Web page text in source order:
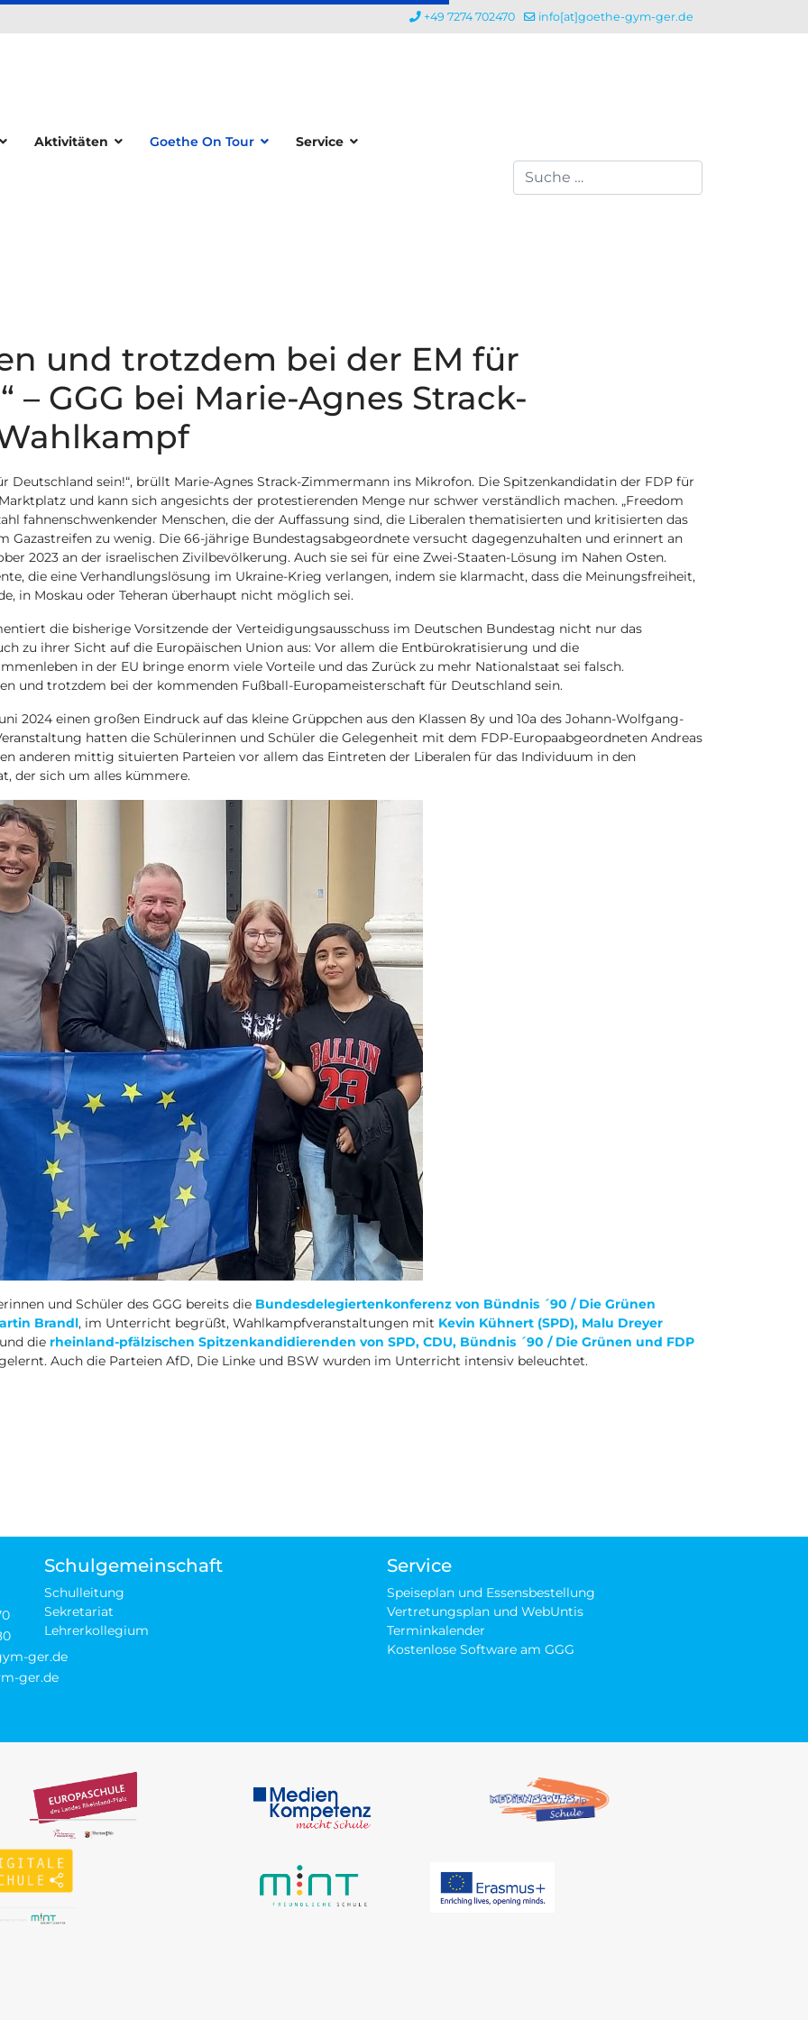
+49 7274 702470 info[at]goethe-gym-ger.de
Aktivitäten Goethe On Tour Service
Suchen
und trotzdem bei der EM für
– GGG bei Marie-Agnes Strack-
Deutschland sein!“, brüllt Marie-Agnes Strack-Zimmermann ins Mikrofon. Die Spitzenkandidatin der FDP für
und kann sich angesichts der protestierenden Menge nur schwer verständlich machen. „Freedom
fahnenschwenkender Menschen, die der Auffassung sind, die Liberalen thematisierten und kritisierten das
Gazastreifen zu wenig. Die 66-jährige Bundestagsabgeordnete versucht dagegenzuhalten und erinnert an
2023 an der israelischen Zivilbevölkerung. Auch sie sei für eine Zwei-Staaten-Lösung im Nahen Osten.
die eine Verhandlungslösung im Ukraine-Krieg verlangen, indem sie klarmacht, dass die Meinungsfreiheit,
in Moskau oder Teheran überhaupt nicht möglich sei.
die bisherige Vorsitzende der Verteidigungsausschuss im Deutschen Bundestag nicht nur das
zu ihrer Sicht auf die Europäischen Union aus: Vor allem die Entbürokratisierung und die
in der EU bringe enorm viele Vorteile und das Zurück zu mehr Nationalstaat sei falsch.
und trotzdem bei der kommenden Fußball-Europameisterschaft für Deutschland sein.
2024 einen großen Eindruck auf das kleine Grüppchen aus den Klassen 8y und 10a des Johann-Wolfgang-
hatten die Schülerinnen und Schüler die Gelegenheit mit dem FDP-Europaabgeordneten Andreas
anderen mittig situierten Parteien vor allem das Eintreten der Liberalen für das Individuum in den
der sich um alles kümmere.
und Schüler des GGG bereits die Bundesdelegiertenkonferenz von Bündnis ´90 / Die Grünen
Brandl, im Unterricht begrüßt, Wahlkampfveranstaltungen mit Kevin Kühnert (SPD), Malu Dreyer
die rheinland-pfälzischen Spitzenkandidierenden von SPD, CDU, Bündnis ´90 / Die Grünen und FDP
Auch die Parteien AfD, Die Linke und BSW wurden im Unterricht intensiv beleuchtet.
zu tun!“ – 10a und Sozialkunde-LK erleben spannende Diskussionen im Landtag
ger.de
ger.de
Schulgemeinschaft
Schulleitung
Sekretariat
Lehrerkollegium
Service
Speiseplan und Essensbestellung
Vertretungsplan und WebUntis
Terminkalender
Kostenlose Software am GGG